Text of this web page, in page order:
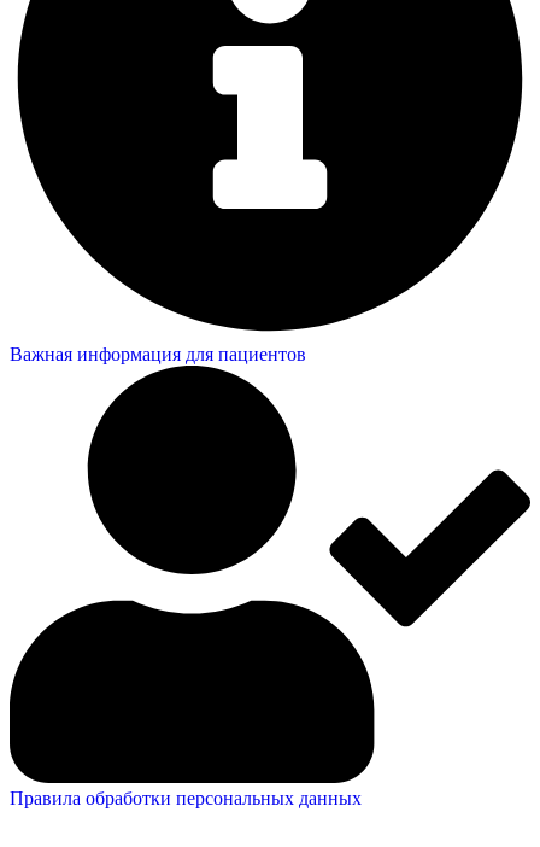
Важная информация для пациентов
Правила обработки персональных данных